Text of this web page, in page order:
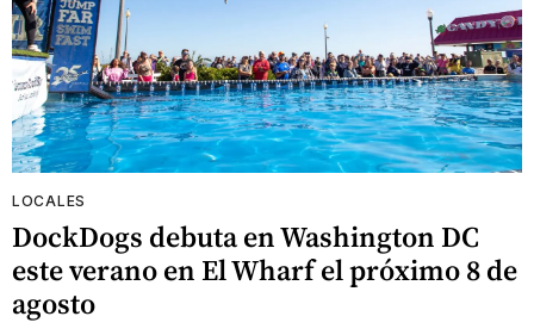
LOCALES
DockDogs debuta en Washington DC
este verano en El Wharf el próximo 8 de
agosto